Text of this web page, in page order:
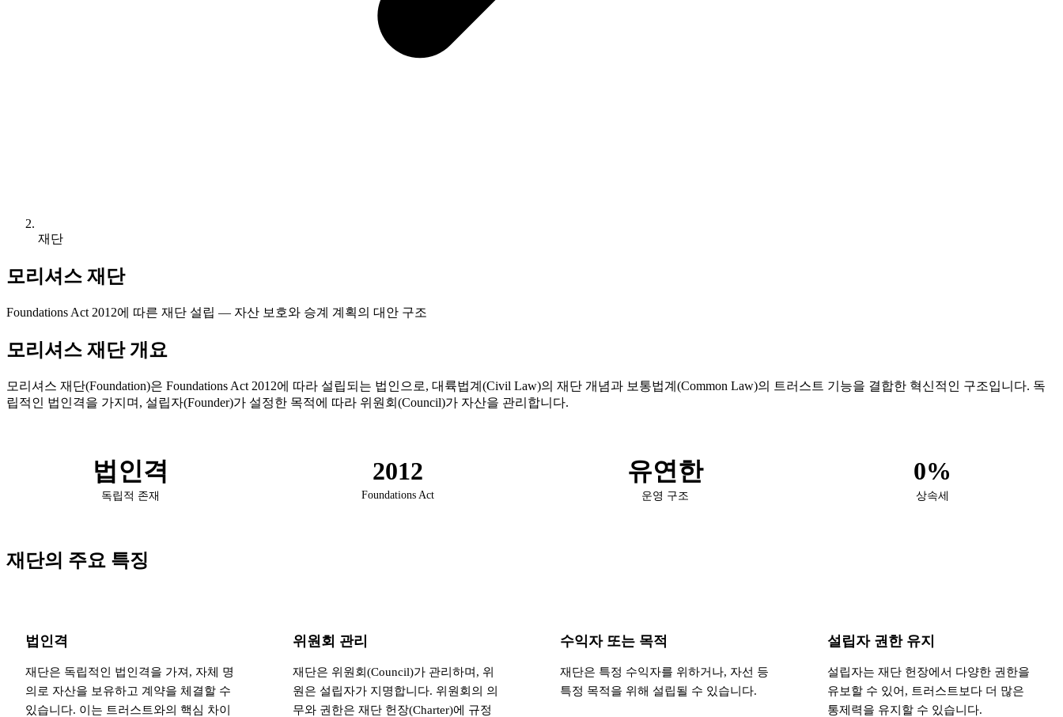
재단
모리셔스 재단
Foundations Act 2012에 따른 재단 설립 — 자산 보호와 승계 계획의 대안 구조
모리셔스 재단 개요
모리셔스 재단(Foundation)은 Foundations Act 2012에 따라 설립되는 법인으로, 대륙법계(Civil Law)의 재단 개념과 보통법계(Common Law)의 트러스트 기능을 결합한 혁신적인 구조입니다. 독
립적인 법인격을 가지며, 설립자(Founder)가 설정한 목적에 따라 위원회(Council)가 자산을 관리합니다.
법인격
독립적 존재
2012
Foundations Act
유연한
운영 구조
0%
상속세
재단의 주요 특징
법인격
재단은 독립적인 법인격을 가져, 자체 명
의로 자산을 보유하고 계약을 체결할 수
있습니다. 이는 트러스트와의 핵심 차이
위원회 관리
재단은 위원회(Council)가 관리하며, 위
원은 설립자가 지명합니다. 위원회의 의
무와 권한은 재단 헌장(Charter)에 규정
수익자 또는 목적
재단은 특정 수익자를 위하거나, 자선 등
특정 목적을 위해 설립될 수 있습니다.
설립자 권한 유지
설립자는 재단 헌장에서 다양한 권한을
유보할 수 있어, 트러스트보다 더 많은
통제력을 유지할 수 있습니다.